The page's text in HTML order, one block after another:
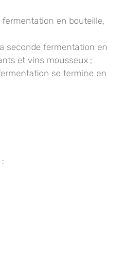
en bouteille,
seconde fermentation en
et vins mousseux ;
se termine en